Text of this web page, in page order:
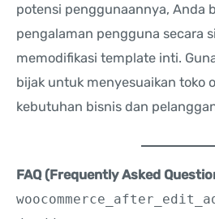
potensi penggunaannya, Anda
pengalaman pengguna secara
memodifikasi template inti.
bijak untuk menyesuaikan toko
kebutuhan bisnis dan
FAQ (Frequently Asked